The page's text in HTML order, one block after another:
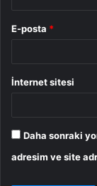
E-posta *
İnternet sitesi
Daha sonraki
adresim ve site